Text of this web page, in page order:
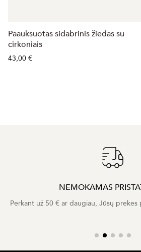
Paauksuotas sidabrinis žiedas su
cirkoniais
43,00 €
NEMOKAMAS
Perkant už 50 € ar daugiau, Jūsų prekes